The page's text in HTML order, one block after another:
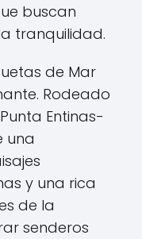
buscan
tranquilidad.
de Mar
Rodeado
Entinas-
una
y una rica
de la
senderos